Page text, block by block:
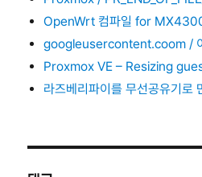
OpenWrt 컴파일 for
googleusercontent.coom /
Proxmox VE – Resizing
라즈베리파이를 무선공유기로